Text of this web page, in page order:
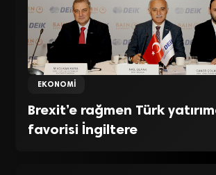
EKONOMI
Brexit’e rağmen Türk
favorisi İngiltere